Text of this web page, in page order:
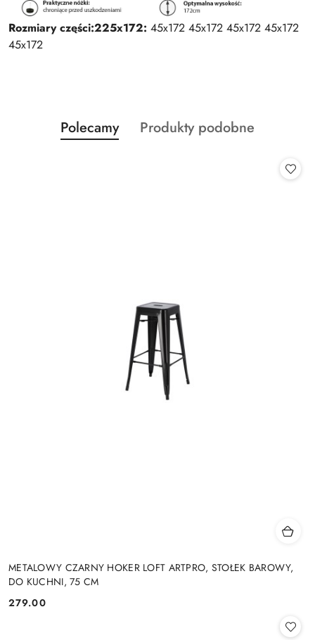
Rozmiary części:225x172: 45x172 45x172 45x172 45x172
45x172
Pomiń karuzelę produktów
Produkty
o
Polecamy
Produkty
Produkty podobne
METALOWY CZARNY HOKER LOFT ARTPRO, STOŁEK BAROWY,
DO KUCHNI, 75 CM
Cena:
279.00